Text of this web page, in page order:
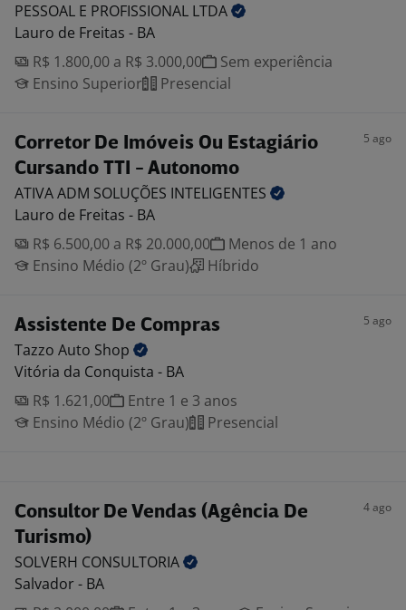
PESSOAL E PROFISSIONAL LTDA
Lauro de Freitas - BA
R$ 1.800,00 a R$ 3.000,00
Sem experiência
Ensino Superior
Presencial
Corretor De Imóveis Ou Estagiário
Cursando TTI - Autonomo
5 ago
ATIVA ADM SOLUÇÕES INTELIGENTES
Lauro de Freitas - BA
R$ 6.500,00 a R$ 20.000,00
Menos de 1 ano
Ensino Médio (2º Grau)
Híbrido
Assistente De Compras 5 ago
Tazzo Auto Shop
Vitória da Conquista - BA
R$ 1.621,00
Entre 1 e 3 anos
Ensino Médio (2º Grau)
Presencial
Consultor De Vendas (Agência De
Turismo)
4 ago
SOLVERH CONSULTORIA
Salvador - BA